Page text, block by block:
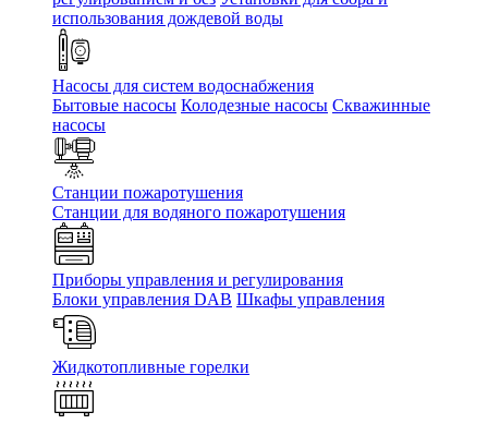
использования дождевой воды
Насосы для систем водоснабжения
Бытовые насосы Колодезные насосы Скважинные
насосы
Станции пожаротушения
Станции для водяного пожаротушения
Приборы управления и регулирования
Блоки управления DAB Шкафы управления
Жидкотопливные горелки